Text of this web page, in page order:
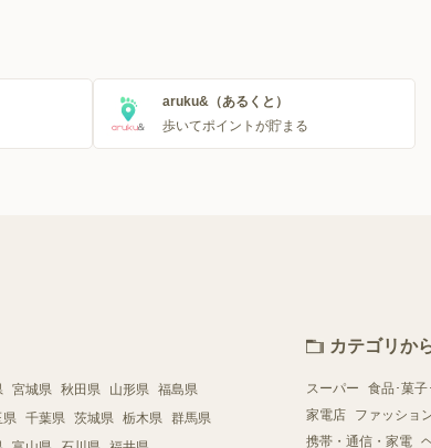
aruku&（あるくと）
歩いてポイントが貯まる
宮城県 秋田県 山形県 福島県
県 千葉県 茨城県 栃木県 群馬県
カテゴリか
スーパー 食品･菓子
家電店
ファッショ
携帯・通信・家電